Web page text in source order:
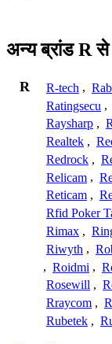
अन्य ब्रांड R
R R-tech ,
Ratingsecu ,
Raysharp ,
Realtek ,
Redrock ,
Relicam ,
Reticam ,
Rfid Poker
Rimax ,
Riwyth ,
, Roidmi ,
Rosewill ,
Rraycom ,
Rubetek ,